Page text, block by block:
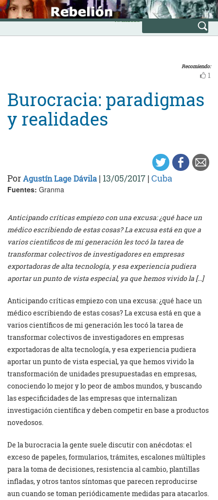
Skip
to
content
INICIO
Avanzada
Recomiendo:
1
Burocracia: paradigmas
y realidades
PorAgustín Lage Dávila | 13/05/2017 | Cuba
Fuentes: Granma
Anticipando críticas empiezo con una excusa: ¿qué hace un
médico escribiendo de estas cosas? La excusa está en que a
varios científicos de mi generación les tocó la tarea de
transformar colectivos de investigadores en empresas
exportadoras de alta tecnología, y esa experiencia pudiera
aportar un punto de vista especial, ya que hemos vivido la […]
Anticipando críticas empiezo con una excusa: ¿qué hace un
médico escribiendo de estas cosas? La excusa está en que a
varios científicos de mi generación les tocó la tarea de
transformar colectivos de investigadores en empresas
exportadoras de alta tecnología, y esa experiencia pudiera
aportar un punto de vista especial, ya que hemos vivido la
transformación de unidades presupuestadas en empresas,
conociendo lo mejor y lo peor de ambos mundos, y buscando
las especificidades de las empresas que internalizan
investigación científica y deben competir en base a productos
novedosos.
De la burocracia la gente suele discutir con anécdotas: el
exceso de papeles, formularios, trámites, escalones múltiples
para la toma de decisiones, resistencia al cambio, plantillas
infladas, y otros tantos síntomas que parecen reproducirse
aun cuando se toman periódicamente medidas para atacarlos.